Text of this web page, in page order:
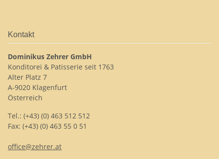
Kontakt
Dominikus Zehrer GmbH
Konditorei & Patisserie seit 1763
Alter Platz 7
A-9020 Klagenfurt
Österreich
Tel.: (+43) (0) 463 512 512
Fax: (+43) (0) 463 55 0 51
office@zehrer.at